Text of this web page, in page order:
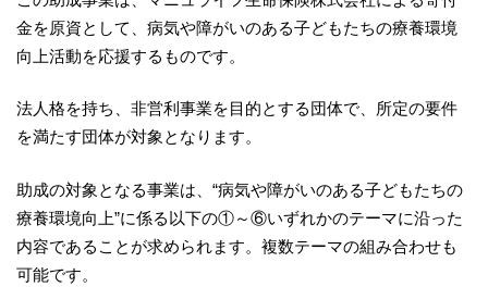
金を原資として、病気や障がいのある子どもたちの療養環境
向上活動を応援するものです。
法人格を持ち、非営利事業を目的とする団体で、所定の要件
を満たす団体が対象となります。
助成の対象となる事業は、“病気や障がいのある子どもたちの
療養環境向上”に係る以下の①～⑥いずれかのテーマに沿った
内容であることが求められます。複数テーマの組み合わせも
可能です。